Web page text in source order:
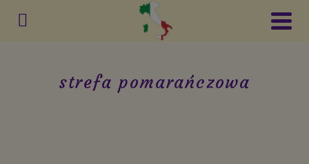
strefa pomarańczowa